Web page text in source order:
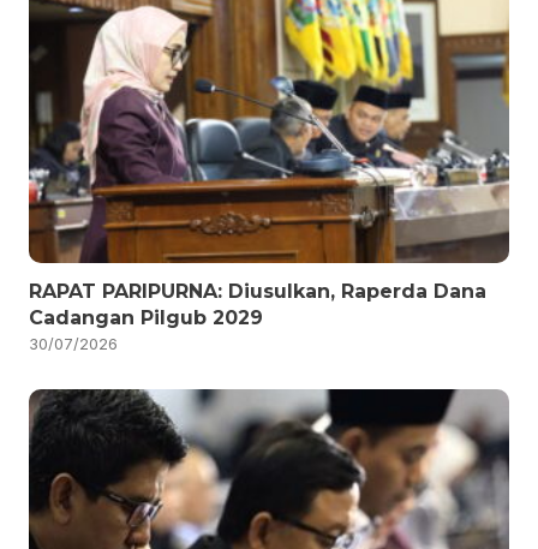
RAPAT PARIPURNA: Diusulkan, Raperda Dana
Cadangan Pilgub 2029
30/07/2026